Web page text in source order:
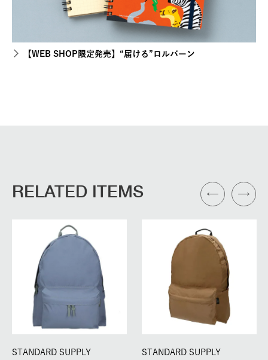
【WEB SHOP限定発売】“届ける”ロルバーン
RELATED ITEMS
STANDARD SUPPLY
STANDARD SUPPLY